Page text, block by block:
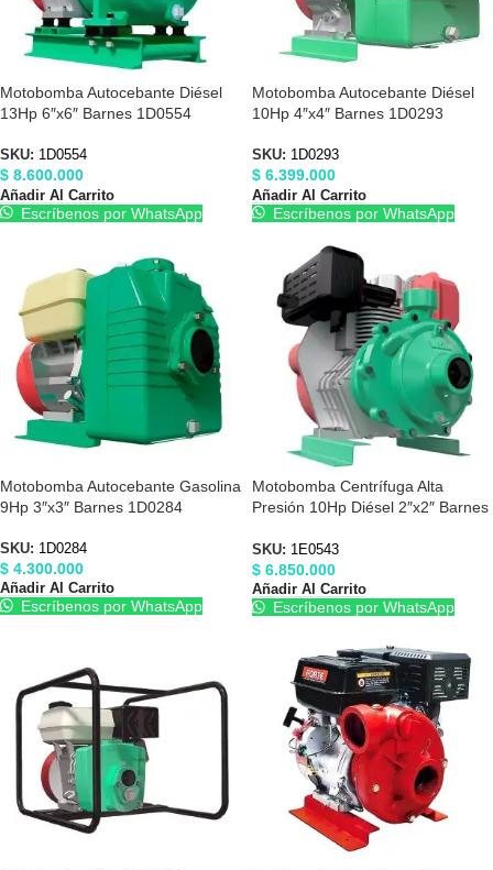
Motobomba Autocebante Diésel
13Hp 6″x6″ Barnes 1D0554
SKU: 1D0554
$ 8.600.000
Añadir Al Carrito
Escríbenos por WhatsApp
Motobomba Autocebante Diésel
10Hp 4″x4″ Barnes 1D0293
SKU: 1D0293
$ 6.399.000
Añadir Al Carrito
Escríbenos por WhatsApp
Motobomba Autocebante Gasolina
9Hp 3″x3″ Barnes 1D0284
SKU: 1D0284
$ 4.300.000
Añadir Al Carrito
Escríbenos por WhatsApp
Motobomba Centrífuga Alta
Presión 10Hp Diésel 2″x2″ Barnes
SKU: 1E0543
$ 6.850.000
Añadir Al Carrito
Escríbenos por WhatsApp